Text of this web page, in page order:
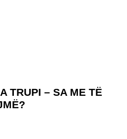
TRUPI – SA ME TË